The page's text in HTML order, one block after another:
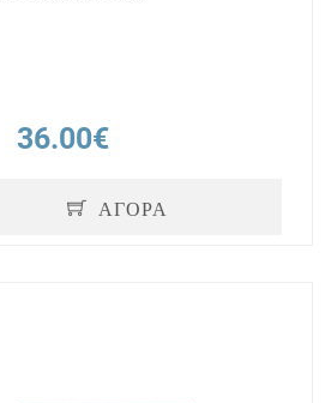
36.00€
ΑΓΟΡΑ